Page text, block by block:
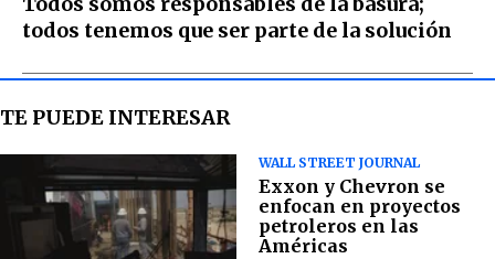
todos tenemos que ser parte de la solución
TE PUEDE INTERESAR
WALL STREET JOURNAL
Exxon y Chevron se
enfocan en proyectos
petroleros en las
Américas